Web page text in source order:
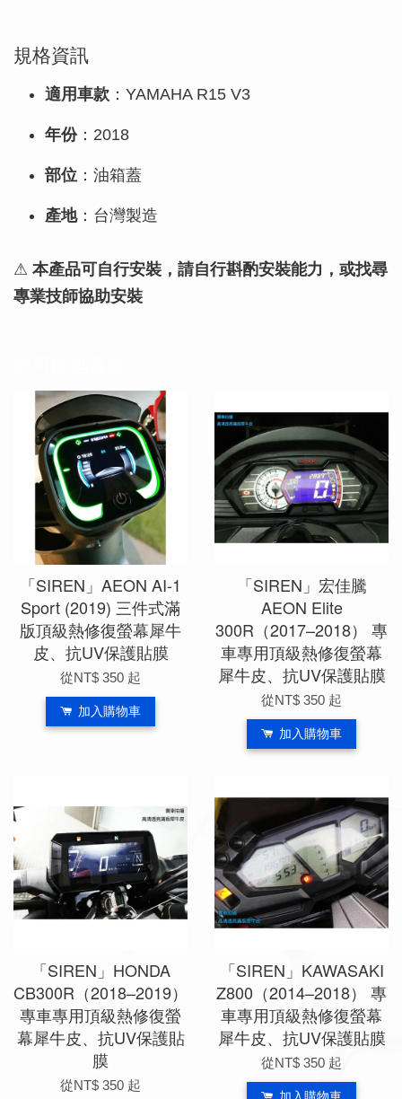
規格資訊
適用車款 ：YAMAHA R15 V3
年份：2018
部位 ：油箱蓋
產地：台灣製造
⚠ 本產品可自行安裝，請自行斟酌安裝能力，或找尋
專業技師協助安裝
「SIREN」AEON AI-1
Sport (2019) 三件式滿
版頂級熱修復螢幕犀牛
皮、抗UV保護貼膜
從NT$ 350 起
加入購物車
「SIREN」宏佳騰
AEON Elite
300R（2017–2018） 專
車專用頂級熱修復螢幕
犀牛皮、抗UV保護貼膜
從NT$ 350 起
加入購物車
「SIREN」HONDA
CB300R（2018–2019）
專車專用頂級熱修復螢
幕犀牛皮、抗UV保護貼
膜
從NT$ 350 起
「SIREN」KAWASAKI
Z800（2014–2018） 專
車專用頂級熱修復螢幕
犀牛皮、抗UV保護貼膜
從NT$ 350 起